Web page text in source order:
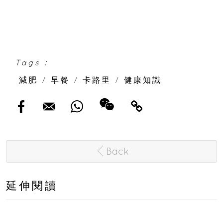
Tags :
減肥
/ 早餐 / 卡路里 / 健康知識
Back
延伸閱讀